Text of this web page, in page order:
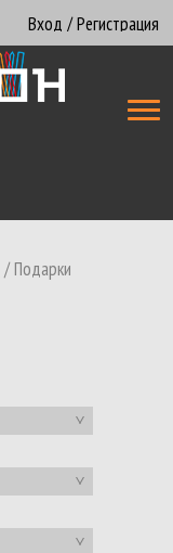
Вход / Регистрация
/Подарки